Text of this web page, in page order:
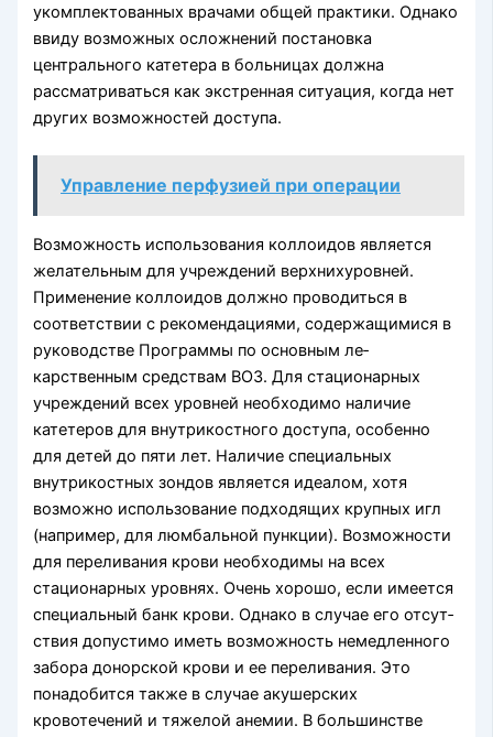
укомплектованных врачами общей практики. Однако
ввиду возможных осложне­ний постановка
центрального катетера в больницах должна
рассматриваться как экстренная ситуация, когда нет
других возможностей доступа.
Управление перфузией при операции
Возможность использования коллоидов является
желательным для учрежде­ний верхнихуровней.
Применение коллоидов должно проводиться в
соответствии с рекомендациями, содержащимися в
руководстве Программы по основным ле­
карственным средствам ВОЗ. Для стационарных
учреждений всех уровней необхо­димо наличие
катетеров для внутрикостного доступа, особенно
для детей до пяти лет. Наличие специальных
внутрикостных зондов является идеалом, хотя
возмож­но использование подходящих крупных игл
(например, для люмбальной пункции). Возможности
для переливания крови необходимы на всех
стационарных уровнях. Очень хорошо, если имеется
специальный банк крови. Однако в случае его отсут­
ствия допустимо иметь возможность немедленного
забора донорской крови и ее переливания. Это
понадобится также в случае акушерских
кровотечений и тяже­лой анемии. В большинстве